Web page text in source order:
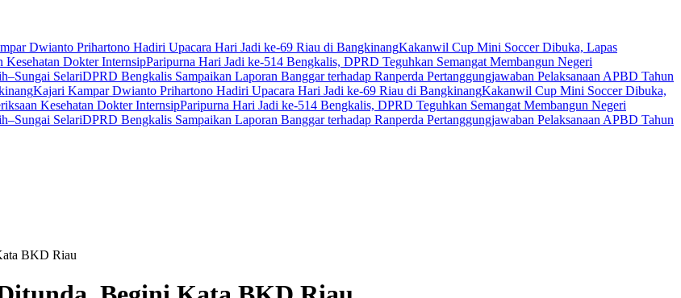
Dwianto Prihartono Hadiri Upacara Hari Jadi ke-69 Riau di BangkinangKakanwil Cup Mini Soccer Dibuka, Lapas
Kesehatan Dokter InternsipParipurna Hari Jadi ke-514 Bengkalis, DPRD Teguhkan Semangat Membangun Negeri
SelariDPRD Bengkalis Sampaikan Laporan Banggar terhadap Ranperda Pertanggungjawaban Pelaksanaan APBD Tahun
Kajari Kampar Dwianto Prihartono Hadiri Upacara Hari Jadi ke-69 Riau di BangkinangKakanwil Cup Mini Soccer Dibuka,
Kesehatan Dokter InternsipParipurna Hari Jadi ke-514 Bengkalis, DPRD Teguhkan Semangat Membangun Negeri
SelariDPRD Bengkalis Sampaikan Laporan Banggar terhadap Ranperda Pertanggungjawaban Pelaksanaan APBD Tahun
BKD Riau